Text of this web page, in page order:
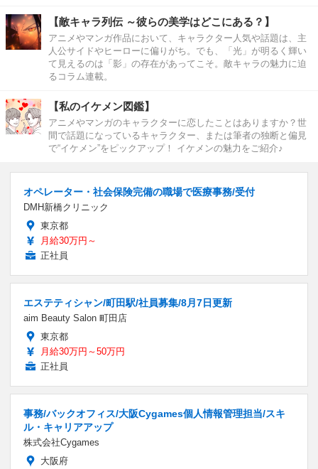
【敵キャラ列伝 ～彼らの美学はどこにある？】
アニメやマンガ作品において、キャラクター人気や話題は、主
人公サイドやヒーローに偏りがち。でも、「光」が明るく輝い
て見えるのは「影」の存在があってこそ。敵キャラの魅力に迫
るコラム連載。
【私のイケメン図鑑】
アニメやマンガのキャラクターに恋したことはありますか？世
間で話題になっているキャラクター、または筆者の独断と偏見
で“イケメン”をピックアップ！ イケメンの魅力をご紹介♪
オペレーター・社会保険完備の職場で医療事務/受付
DMH新橋クリニック
東京都
月給30万円～
正社員
エステティシャン/町田駅/社員募集/8月7日更新
aim Beauty Salon 町田店
東京都
月給30万円～50万円
正社員
事務/バックオフィス/大阪Cygames個人情報管理担当/スキ
ル・キャリアアップ
株式会社Cygames
大阪府